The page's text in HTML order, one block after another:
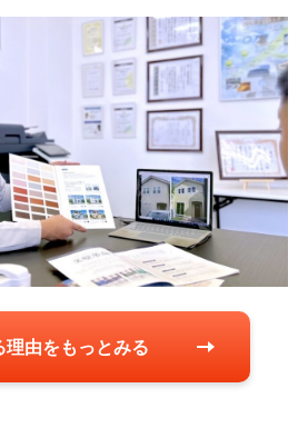
理由をもっとみる